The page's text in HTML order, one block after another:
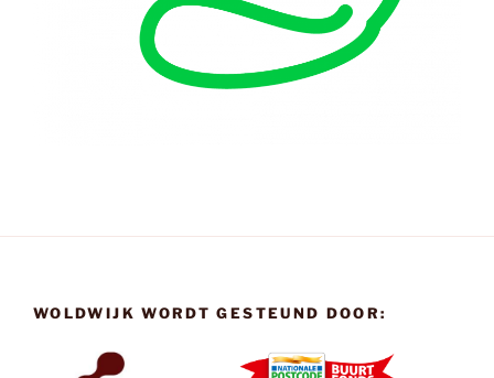
WOLDWIJK WORDT GESTEUND DOOR: